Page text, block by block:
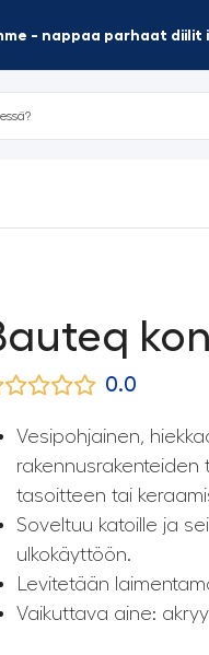
- nappaa parhaat diilit
0.0
Vesipohjainen,
tasoitteen tai
Soveltuu katoille ja
ulkokäyttöön.
Levitetään
Vaikuttava aine: